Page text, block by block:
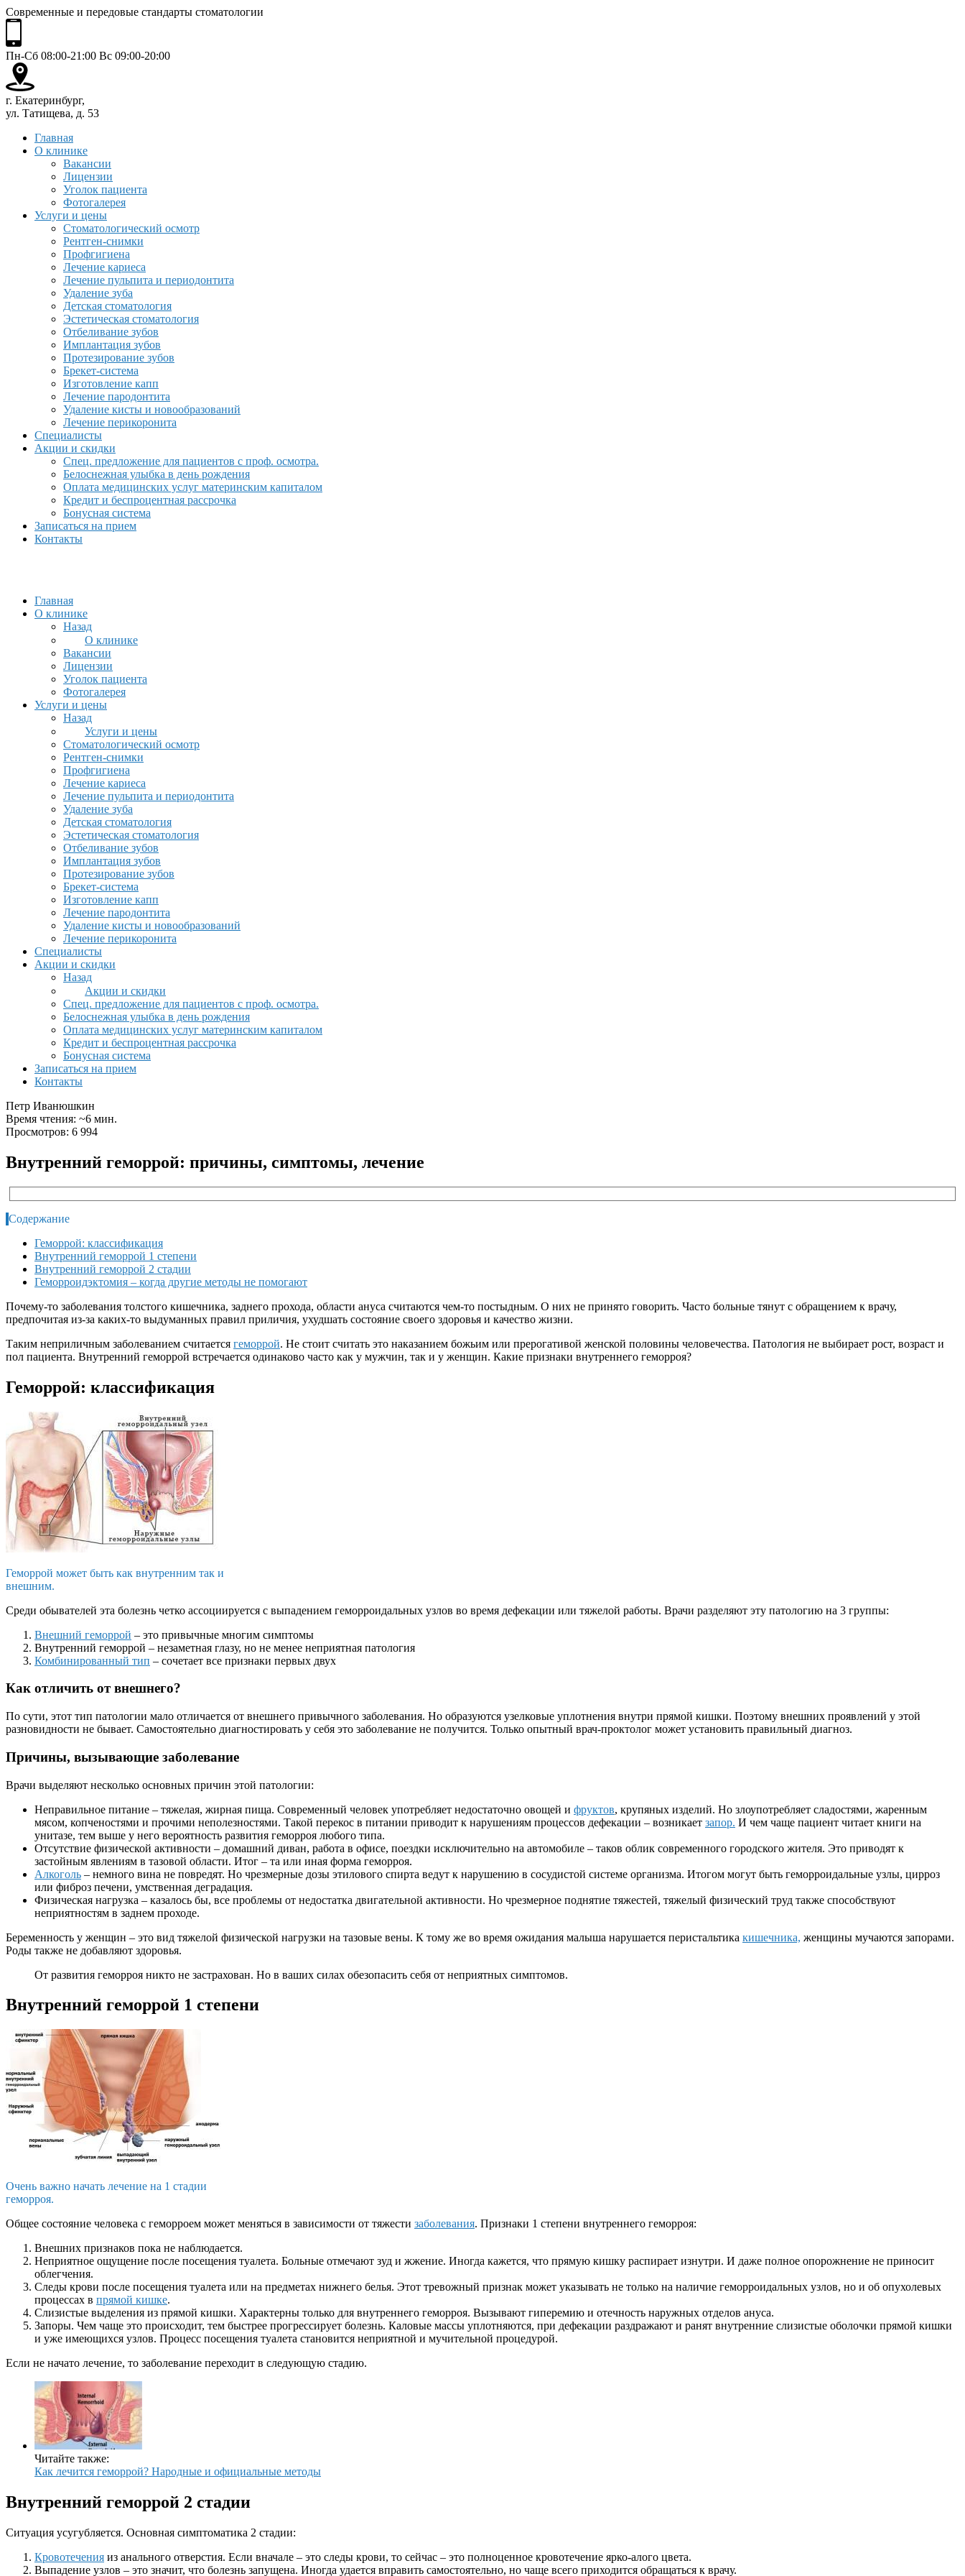
Современные и передовые стандарты стоматологии
Пн-Сб 08:00-21:00 Вс 09:00-20:00
г. Екатеринбург,
ул. Татищева, д. 53
Главная
О клинике
Вакансии
Лицензии
Уголок пациента
Фотогалерея
Услуги и цены
Стоматологический осмотр
Рентген-снимки
Профгигиена
Лечение кариеса
Лечение пульпита и периодонтита
Удаление зуба
Детская стоматология
Эстетическая стоматология
Отбеливание зубов
Имплантация зубов
Протезирование зубов
Брекет-система
Изготовление капп
Лечение пародонтита
Удаление кисты и новообразований
Лечение перикоронита
Специалисты
Акции и скидки
Спец. предложение для пациентов с проф. осмотра.
Белоснежная улыбка в день рождения
Оплата медицинских услуг материнским капиталом
Кредит и беспроцентная рассрочка
Бонусная система
Записаться на прием
Контакты
Главная
О клинике
Назад
О клинике
Вакансии
Лицензии
Уголок пациента
Фотогалерея
Услуги и цены
Назад
Услуги и цены
Стоматологический осмотр
Рентген-снимки
Профгигиена
Лечение кариеса
Лечение пульпита и периодонтита
Удаление зуба
Детская стоматология
Эстетическая стоматология
Отбеливание зубов
Имплантация зубов
Протезирование зубов
Брекет-система
Изготовление капп
Лечение пародонтита
Удаление кисты и новообразований
Лечение перикоронита
Специалисты
Акции и скидки
Назад
Акции и скидки
Спец. предложение для пациентов с проф. осмотра.
Белоснежная улыбка в день рождения
Оплата медицинских услуг материнским капиталом
Кредит и беспроцентная рассрочка
Бонусная система
Записаться на прием
Контакты
Петр Иванюшкин
Время чтения: ~6 мин.
Просмотров: 6 994
Внутренний геморрой: причины, симптомы, лечение
Содержание
Геморрой: классификация
Внутренний геморрой 1 степени
Внутренний геморрой 2 стадии
Геморроидэктомия – когда другие методы не помогают
Почему-то заболевания толстого кишечника, заднего прохода, области ануса считаются чем-то постыдным. О них не принято говорить. Часто больные тянут с обращением к врачу,
предпочитая из-за каких-то выдуманных правил приличия, ухудшать состояние своего здоровья и качество жизни.
Таким неприличным заболеванием считается геморрой. Не стоит считать это наказанием божьим или прерогативой женской половины человечества. Патология не выбирает рост, возраст и
пол пациента. Внутренний геморрой встречается одинаково часто как у мужчин, так и у женщин. Какие признаки внутреннего геморроя?
Геморрой: классификация
Геморрой может быть как внутренним так и
внешним.
Среди обывателей эта болезнь четко ассоциируется с выпадением геморроидальных узлов во время дефекации или тяжелой работы. Врачи разделяют эту патологию на 3 группы:
Внешний геморрой – это привычные многим симптомы
Внутренний геморрой – незаметная глазу, но не менее неприятная патология
Комбинированный тип – сочетает все признаки первых двух
Как отличить от внешнего?
По сути, этот тип патологии мало отличается от внешнего привычного заболевания. Но образуются узелковые уплотнения внутри прямой кишки. Поэтому внешних проявлений у этой
разновидности не бывает. Самостоятельно диагностировать у себя это заболевание не получится. Только опытный врач-проктолог может установить правильный диагноз.
Причины, вызывающие заболевание
Врачи выделяют несколько основных причин этой патологии:
Неправильное питание – тяжелая, жирная пища. Современный человек употребляет недостаточно овощей и фруктов, крупяных изделий. Но злоупотребляет сладостями, жаренным
мясом, копченостями и прочими неполезностями. Такой перекос в питании приводит к нарушениям процессов дефекации – возникает запор. И чем чаще пациент читает книги на
унитазе, тем выше у него вероятность развития геморроя любого типа.
Отсутствие физической активности – домашний диван, работа в офисе, поездки исключительно на автомобиле – таков облик современного городского жителя. Это приводят к
застойным явлениям в тазовой области. Итог – та или иная форма геморроя.
Алкоголь – немного вина не повредят. Но чрезмерные дозы этилового спирта ведут к нарушению в сосудистой системе организма. Итогом могут быть геморроидальные узлы, цирроз
или фиброз печени, умственная деградация.
Физическая нагрузка – казалось бы, все проблемы от недостатка двигательной активности. Но чрезмерное поднятие тяжестей, тяжелый физический труд также способствуют
неприятностям в заднем проходе.
Беременность у женщин – это вид тяжелой физической нагрузки на тазовые вены. К тому же во время ожидания малыша нарушается перистальтика кишечника, женщины мучаются запорами.
Роды также не добавляют здоровья.
От развития геморроя никто не застрахован. Но в ваших силах обезопасить себя от неприятных симптомов.
Внутренний геморрой 1 степени
Очень важно начать лечение на 1 стадии
геморроя.
Общее состояние человека с геморроем может меняться в зависимости от тяжести заболевания. Признаки 1 степени внутреннего геморроя:
Внешних признаков пока не наблюдается.
Неприятное ощущение после посещения туалета. Больные отмечают зуд и жжение. Иногда кажется, что прямую кишку распирает изнутри. И даже полное опорожнение не приносит
облегчения.
Следы крови после посещения туалета или на предметах нижнего белья. Этот тревожный признак может указывать не только на наличие геморроидальных узлов, но и об опухолевых
процессах в прямой кишке.
Слизистые выделения из прямой кишки. Характерны только для внутреннего геморроя. Вызывают гиперемию и отечность наружных отделов ануса.
Запоры. Чем чаще это происходит, тем быстрее прогрессирует болезнь. Каловые массы уплотняются, при дефекации раздражают и ранят внутренние слизистые оболочки прямой кишки
и уже имеющихся узлов. Процесс посещения туалета становится неприятной и мучительной процедурой.
Если не начато лечение, то заболевание переходит в следующую стадию.
Читайте также:
Как лечится геморрой? Народные и официальные методы
Внутренний геморрой 2 стадии
Ситуация усугубляется. Основная симптоматика 2 стадии:
Кровотечения из анального отверстия. Если вначале – это следы крови, то сейчас – это полноценное кровотечение ярко-алого цвета.
Выпадение узлов – это значит, что болезнь запущена. Иногда удается вправить самостоятельно, но чаще всего приходится обращаться к врачу.